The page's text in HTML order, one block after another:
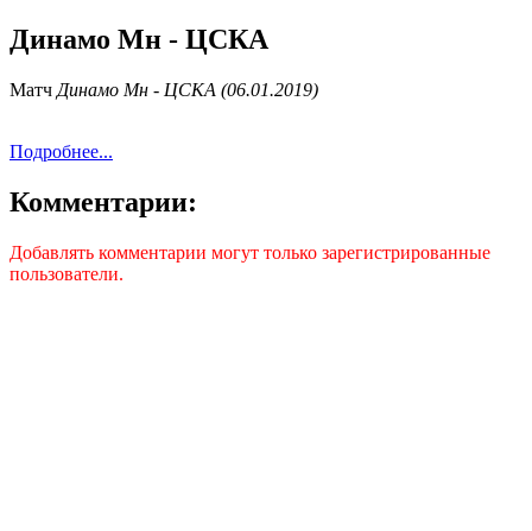
Динамо Мн - ЦСКА
Матч Динамо Мн - ЦСКА (06.01.2019)
Подробнее...
Комментарии:
Добавлять комментарии могут только зарегистрированные
пользователи.